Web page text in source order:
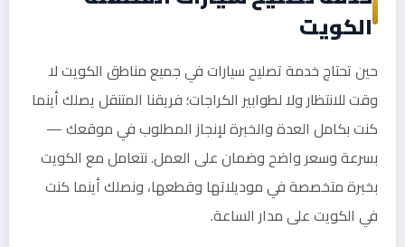
الكويت
حين تحتاج خدمة تصليح سيارات في جميع مناطق الكويت لا
وقت للانتظار ولا لطوابير الكراجات؛ فريقنا المتنقل يصلك أينما
كنت بكامل العدة والخبرة لإنجاز المطلوب في موقعك —
بسرعة وسعر واضح وضمان على العمل. نتعامل مع الكويت
بخبرة متخصصة في موديلاتها وقطعها، ونصلك أينما كنت
في الكويت على مدار الساعة.